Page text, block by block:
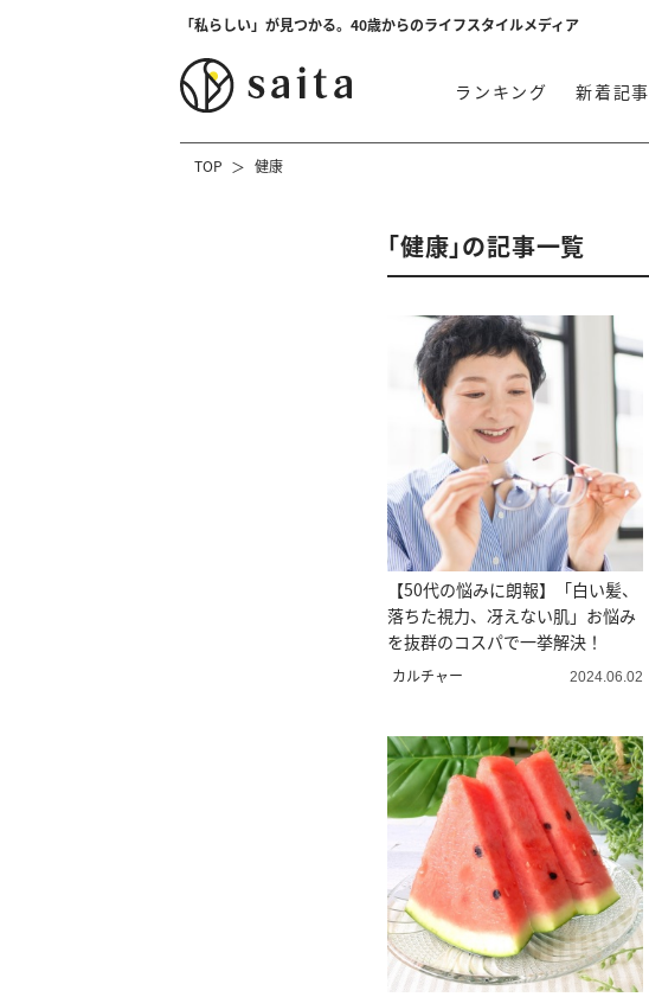
「私らしい」が見つかる。40歳からのライフスタイルメディア
ランキング 新着記事
TOP 健康
「健康」の記事一覧
【50代の悩みに朗報】「白い髪、
落ちた視力、冴えない肌」お悩み
を抜群のコスパで一挙解決！
カルチャー 2024.06.02